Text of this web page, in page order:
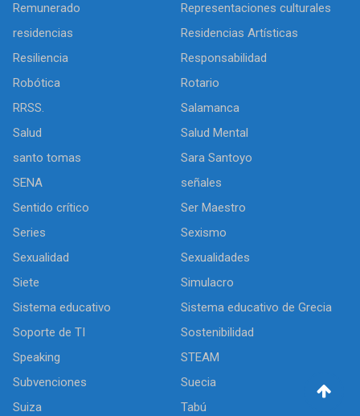
Remunerado
Representaciones culturales
residencias
Residencias Artísticas
Resiliencia
Responsabilidad
Robótica
Rotario
RRSS.
Salamanca
Salud
Salud Mental
santo tomas
Sara Santoyo
SENA
señales
Sentido crítico
Ser Maestro
Series
Sexismo
Sexualidad
Sexualidades
Siete
Simulacro
Sistema educativo
Sistema educativo de Grecia
Soporte de TI
Sostenibilidad
Speaking
STEAM
Subvenciones
Suecia
Suiza
Tabú